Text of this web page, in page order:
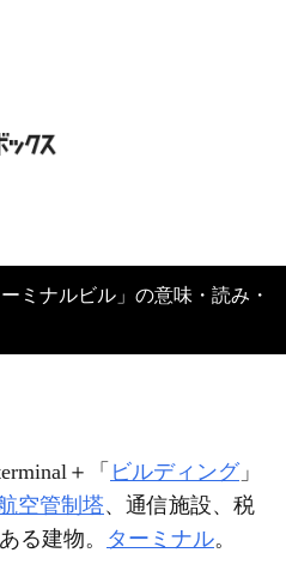
ーミナルビル」の意味・読み・
＋「 ビルディング」
空管制塔、通信施設、税
る建物。 ターミナル。